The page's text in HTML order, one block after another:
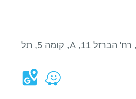
בית הרופאים, רח' הברזל 11, A, קומה 5, תל